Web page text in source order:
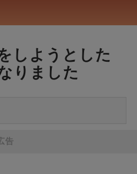
しようとした
りました
告